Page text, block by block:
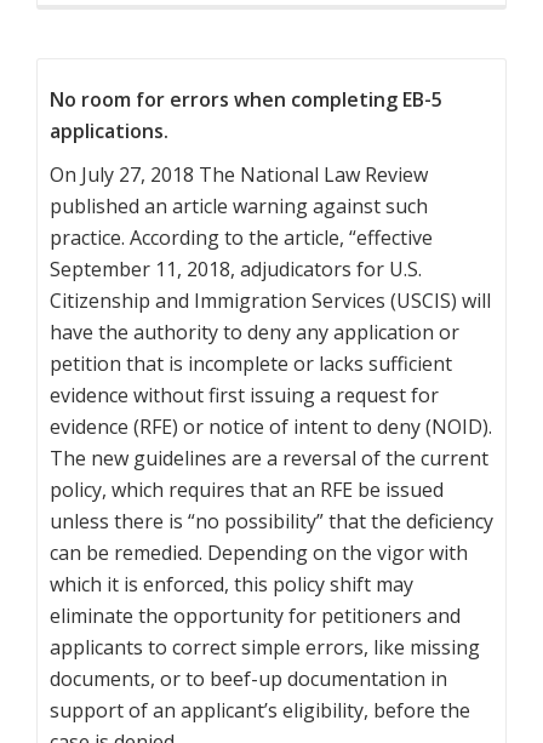
No room for errors when completing EB-5
applications.
On July 27, 2018 The National Law Review
published an article warning against such
practice. According to the article, “effective
September 11, 2018, adjudicators for U.S.
Citizenship and Immigration Services (USCIS) will
have the authority to deny any application or
petition that is incomplete or lacks sufficient
evidence without first issuing a request for
evidence (RFE) or notice of intent to deny (NOID).
The new guidelines are a reversal of the current
policy, which requires that an RFE be issued
unless there is “no possibility” that the deficiency
can be remedied. Depending on the vigor with
which it is enforced, this policy shift may
eliminate the opportunity for petitioners and
applicants to correct simple errors, like missing
documents, or to beef-up documentation in
support of an applicant’s eligibility, before the